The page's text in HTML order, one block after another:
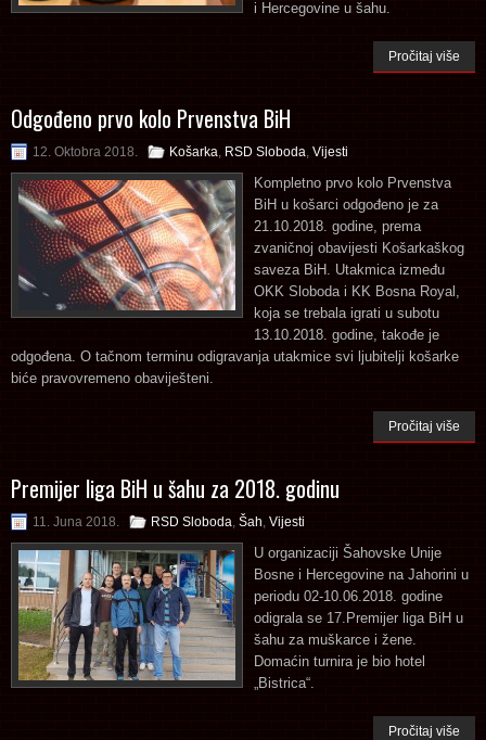
i Hercegovine u šahu.
Pročitaj više
Odgođeno prvo kolo Prvenstva BiH
12. Oktobra 2018. Košarka RSD Sloboda Vijesti
Kompletno prvo kolo Prvenstva
BiH u košarci odgođeno je za
21.10.2018. godine, prema
zvaničnoj obavijesti Košarkaškog
saveza BiH. Utakmica između
OKK Sloboda i KK Bosna Royal,
koja se trebala igrati u subotu
13.10.2018. godine, takođe je
odgođena. O tačnom terminu odigravanja utakmice svi ljubitelji košarke
biće pravovremeno obaviješteni.
Pročitaj više
Premijer liga BiH u šahu za 2018. godinu
11. Juna 2018. RSD Sloboda Šah Vijesti
U organizaciji Šahovske Unije
Bosne i Hercegovine na Jahorini u
periodu 02-10.06.2018. godine
odigrala se 17.Premijer liga BiH u
šahu za muškarce i žene.
Domaćin turnira je bio hotel
„Bistrica“.
Pročitaj više